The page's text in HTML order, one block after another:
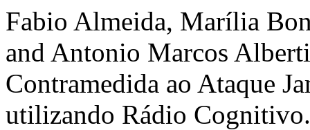
Fabio Almeida, Marília
and Antonio Marcos
Contramedida ao Ataque
utilizando Rádio